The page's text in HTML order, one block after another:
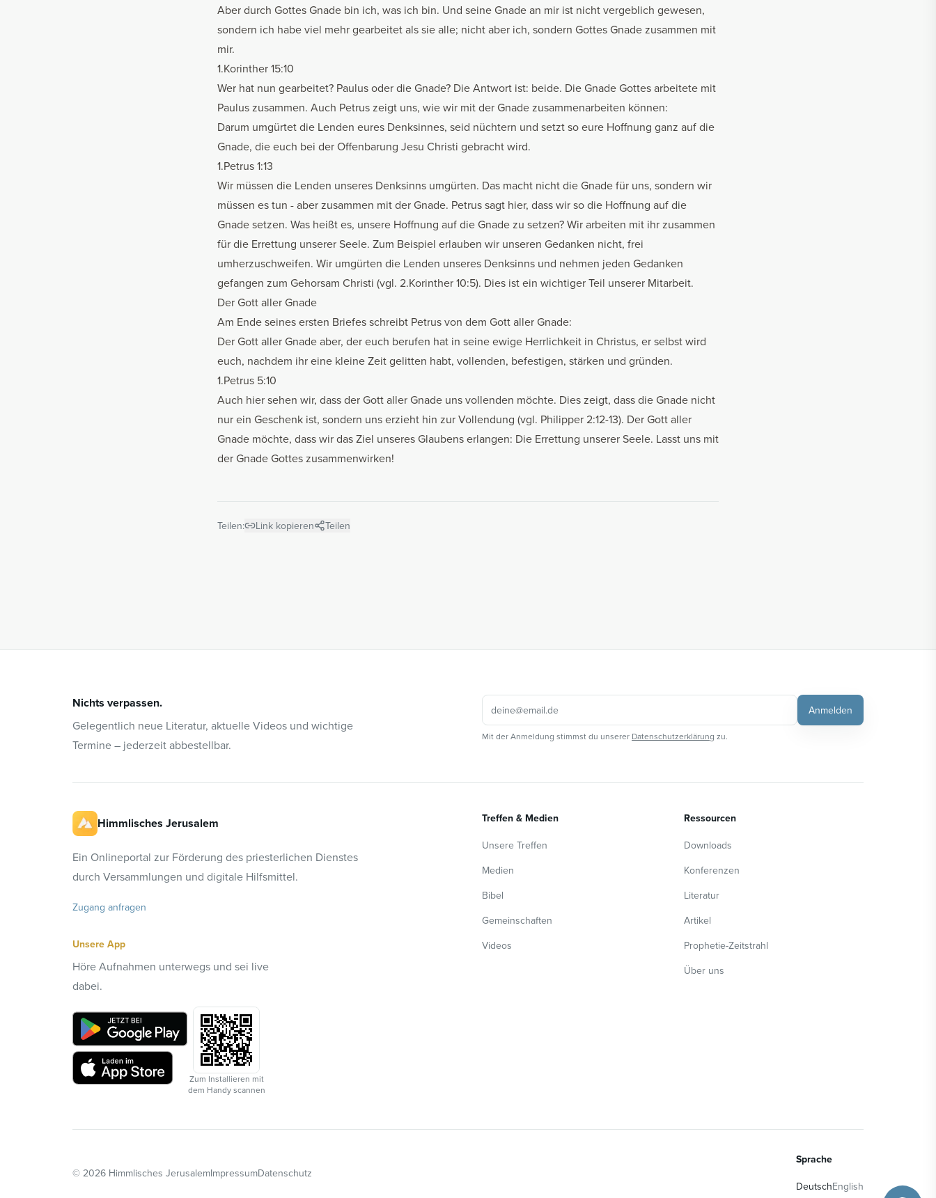
Aber durch Gottes Gnade bin ich, was ich bin. Und seine Gnade an mir ist nicht vergeblich gewesen,
sondern ich habe viel mehr gearbeitet als sie alle; nicht aber ich, sondern Gottes Gnade zusammen mit
mir.
1.Korinther 15:10
Wer hat nun gearbeitet? Paulus oder die Gnade? Die Antwort ist: beide. Die Gnade Gottes arbeitete mit
Paulus zusammen. Auch Petrus zeigt uns, wie wir mit der Gnade zusammenarbeiten können:
Darum umgürtet die Lenden eures Denksinnes, seid nüchtern und setzt so eure Hoffnung ganz auf die
Gnade, die euch bei der Offenbarung Jesu Christi gebracht wird.
1.Petrus 1:13
Wir müssen die Lenden unseres Denksinns umgürten. Das macht nicht die Gnade für uns, sondern wir
müssen es tun - aber zusammen mit der Gnade. Petrus sagt hier, dass wir so die Hoffnung auf die
Gnade setzen. Was heißt es, unsere Hoffnung auf die Gnade zu setzen? Wir arbeiten mit ihr zusammen
für die Errettung unserer Seele. Zum Beispiel erlauben wir unseren Gedanken nicht, frei
umherzuschweifen. Wir umgürten die Lenden unseres Denksinns und nehmen jeden Gedanken
gefangen zum Gehorsam Christi (vgl. 2.Korinther 10:5). Dies ist ein wichtiger Teil unserer Mitarbeit.
Der Gott aller Gnade
Am Ende seines ersten Briefes schreibt Petrus von dem Gott aller Gnade:
Der Gott aller Gnade aber, der euch berufen hat in seine ewige Herrlichkeit in Christus, er selbst wird
euch, nachdem ihr eine kleine Zeit gelitten habt, vollenden, befestigen, stärken und gründen.
1.Petrus 5:10
Auch hier sehen wir, dass der Gott aller Gnade uns vollenden möchte. Dies zeigt, dass die Gnade nicht
nur ein Geschenk ist, sondern uns erzieht hin zur Vollendung (vgl. Philipper 2:12-13). Der Gott aller
Gnade möchte, dass wir das Ziel unseres Glaubens erlangen: Die Errettung unserer Seele. Lasst uns mit
der Gnade Gottes zusammenwirken!
Teilen: Link kopieren Teilen
Nichts verpassen.
Gelegentlich neue Literatur, aktuelle Videos und wichtige
Termine – jederzeit abbestellbar.
Anmelden
Mit der Anmeldung stimmst du unserer Datenschutzerklärung zu.
Himmlisches Jerusalem
Ein Onlineportal zur Förderung des priesterlichen Dienstes
durch Versammlungen und digitale Hilfsmittel.
Zugang anfragen
Unsere App
Höre Aufnahmen unterwegs und sei live
dabei.
Zum Installieren mit
dem Handy scannen
Treffen & Medien
Unsere Treffen
Medien
Bibel
Gemeinschaften
Videos
Ressourcen
Downloads
Konferenzen
Literatur
Artikel
Prophetie-Zeitstrahl
Über uns
© 2026 Himmlisches JerusalemImpressumDatenschutz
Sprache
DeutschEnglish